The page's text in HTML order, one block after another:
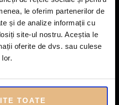
le oferim partenerilor de
și de analize informații cu
site-ul nostru. Aceștia le
oferite de dvs. sau culese
TOATE
suntem aici pentru a vă
pe teren este mai sigură și mai